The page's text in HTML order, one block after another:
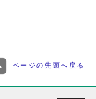
ページの先頭へ戻る